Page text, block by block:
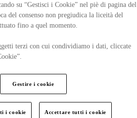
su “Gestisci i Cookie” nel piè di pagina del
del consenso non pregiudica la liceità del
fino a quel momento.
terzi con cui condividiamo i dati, cliccate
Gestire i cookie
i cookie Accettare tutti i cookie